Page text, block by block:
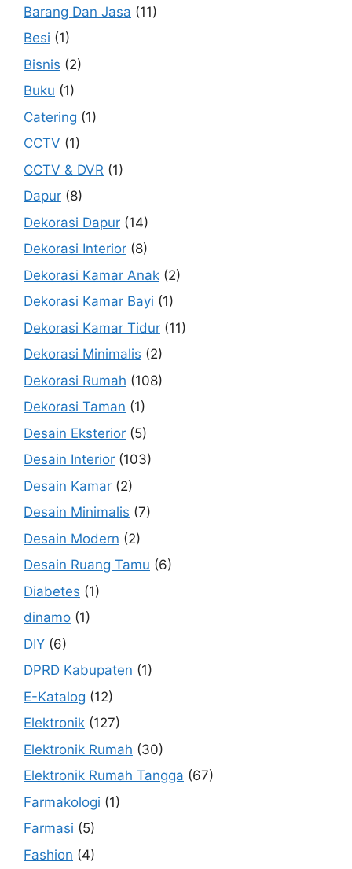
Barang Dan Jasa (11)
Besi (1)
Bisnis (2)
Buku (1)
Catering (1)
CCTV (1)
CCTV & DVR (1)
Dapur (8)
Dekorasi Dapur (14)
Dekorasi Interior (8)
Dekorasi Kamar Anak (2)
Dekorasi Kamar Bayi (1)
Dekorasi Kamar Tidur (11)
Dekorasi Minimalis (2)
Dekorasi Rumah (108)
Dekorasi Taman (1)
Desain Eksterior (5)
Desain Interior (103)
Desain Kamar (2)
Desain Minimalis (7)
Desain Modern (2)
Desain Ruang Tamu (6)
Diabetes (1)
dinamo (1)
DIY (6)
DPRD Kabupaten (1)
E-Katalog (12)
Elektronik (127)
Elektronik Rumah (30)
Elektronik Rumah Tangga (67)
Farmakologi (1)
Farmasi (5)
Fashion (4)